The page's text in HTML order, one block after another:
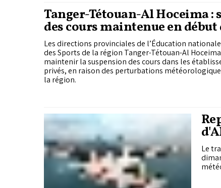
mercredi, avec un retour à des conditions plus
stables en fin de semaine sous l’effet d’une
Tanger-Tétouan-Al Hoceima :
des cours maintenue en début
dans les établissements
Les directions provinciales de l’Éducation
des Sports de la région Tanger-Tétouan-Al
maintenir la suspension des cours dans les
privés, en raison des perturbations
la région.
Le